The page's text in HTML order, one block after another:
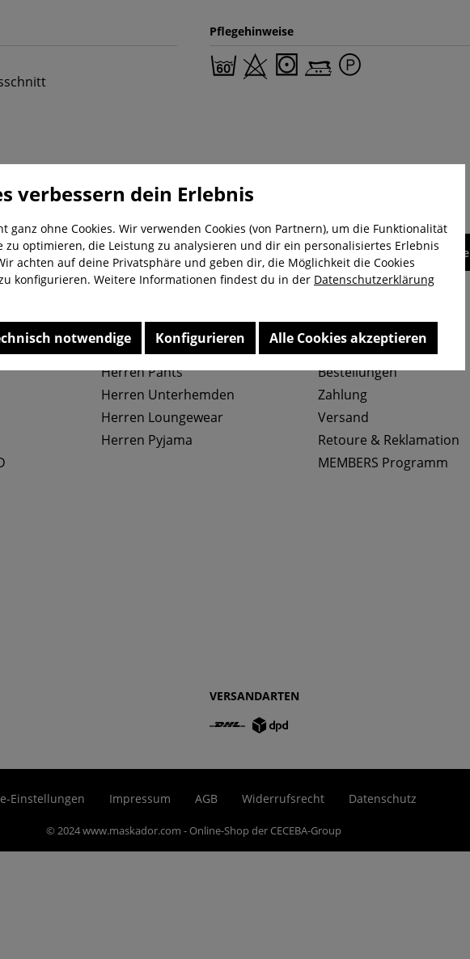
Pflegehinweise
Kostenloser Versand ab 29,-€ Lieferzeit 1-3 Werktage
Top Kategorien
Herren Slips
Herren Pants
Herren Unterhemden
Herren Loungewear
Herren Pyjama
Service & FAQ
Größentabellen
Bestellungen
Zahlung
Versand
Retoure & Reklamation
MEMBERS Programm
VERSANDARTEN
Einstellungen Impressum AGB Widerrufsrecht Datenschutz
© 2024 www.maskador.com - Online-Shop der CECEBA-Group
verbessern dein Erlebnis
ganz ohne Cookies. Wir verwenden Cookies (von Partnern), um die Funktionalität
zu optimieren, die Leistung zu analysieren und dir ein personalisiertes Erlebnis
achten auf deine Privatsphäre und geben dir, die Möglichkeit die Cookies
konfigurieren. Weitere Informationen findest du in der Datenschutzerklärung
notwendige Konfigurieren Alle Cookies akzeptieren